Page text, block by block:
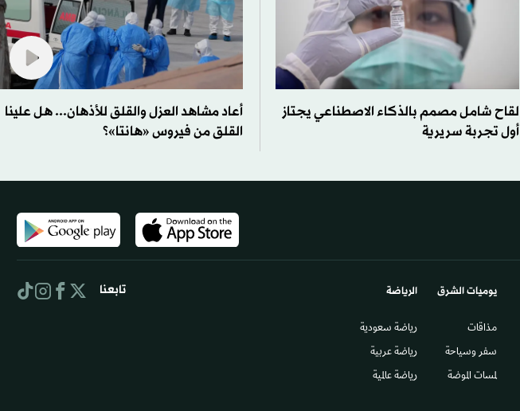
لقاح شامل مصمم بالذكاء الاصطناعي يجتاز
أول تجربة سريرية
أعاد مشاهد العزل والقلق للأذهان... هل علينا
القلق من فيروس «هانتا»؟
يوميات الشرق​
مذاقات
سفر وسياحة
لمسات الموضة
الرياضة
رياضة سعودية
رياضة عربية
رياضة عالمية
تابعنا